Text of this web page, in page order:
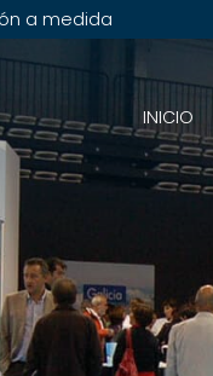
a medida
INICIO